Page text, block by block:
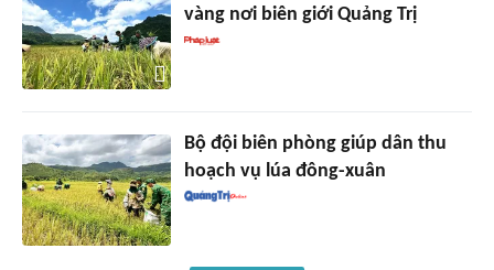
vàng nơi biên giới Quảng Trị
Bộ đội biên phòng giúp dân thu
hoạch vụ lúa đông-xuân